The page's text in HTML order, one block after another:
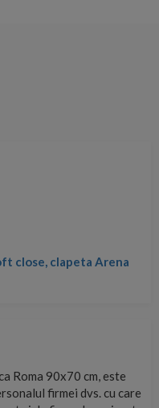
close, clapeta Arena
Roma 90x70 cm, este
firmei dvs. cu care